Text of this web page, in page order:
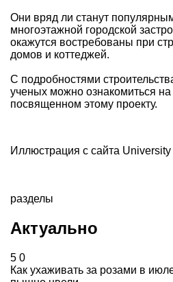
Они вряд ли станут
многоэтажной городской
окажутся востребованы при
домов и коттеджей.
С подробностями
ученых можно ознакомиться
посвященном этому проекту.
Иллюстрация с сайта University
разделы
Актуально
5 0
Как ухаживать за розами в